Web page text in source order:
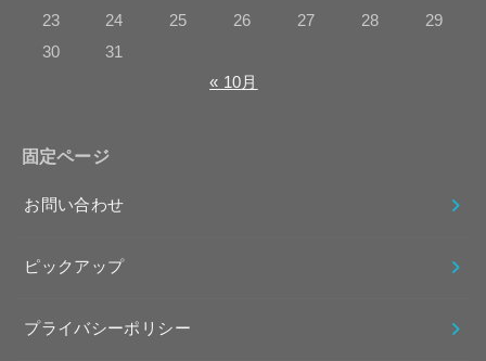
23
24 25 26 27 28
29
30
31
« 10月
固定ページ
お問い合わせ
ピックアップ
プライバシーポリシー